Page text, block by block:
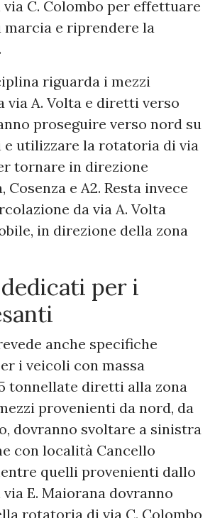
C. Colombo per effettuare
marcia e riprendere la
riguarda i mezzi
via A. Volta e diretti verso
proseguire verso nord su
e utilizzare la rotatoria di via
tornare in direzione
e A2. Resta invece
da via A. Volta
in direzione della zona
per i
anche specifiche
i veicoli con massa
tonnellate diretti alla zona
provenienti da nord, da
dovranno svoltare a sinistra
con località Cancello
quelli provenienti dallo
E. Maiorana dovranno
rotatoria di via C. Colombo